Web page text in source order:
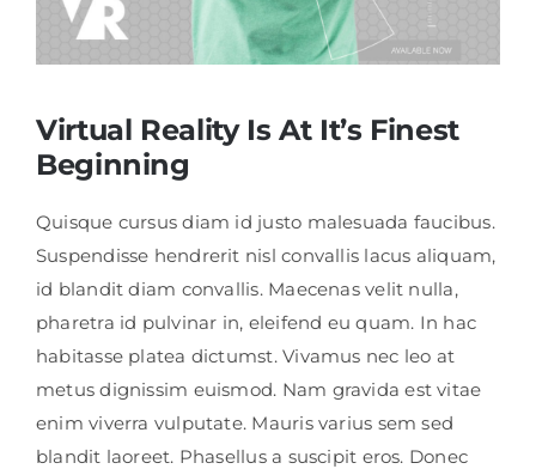
Virtual Reality Is At It’s Finest
Beginning
Quisque cursus diam id justo malesuada faucibus.
Suspendisse hendrerit nisl convallis lacus aliquam,
id blandit diam convallis. Maecenas velit nulla,
pharetra id pulvinar in, eleifend eu quam. In hac
habitasse platea dictumst. Vivamus nec leo at
metus dignissim euismod. Nam gravida est vitae
enim viverra vulputate. Mauris varius sem sed
blandit laoreet. Phasellus a suscipit eros. Donec